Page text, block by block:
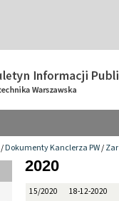
/Dokumenty Kanclerza PW/
2020
15/2020 18-12-2020